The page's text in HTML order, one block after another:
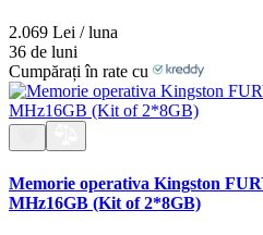
2.069 Lei / luna
36 de luni
Cumpărați în rate cu
Memorie operativa Kingston
MHz16GB (Kit of 2*8GB)